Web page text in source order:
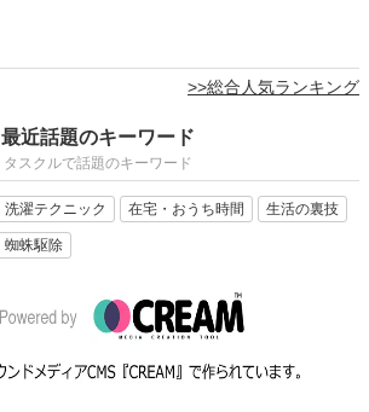
>>総合人気ランキング
最近話題のキーワード
タスクルで話題のキーワード
洗濯テクニック 在宅・おうち時間 生活の裏技
蜘蛛駆除